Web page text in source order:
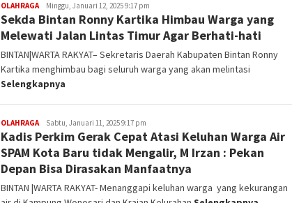
OLAHRAGARedaksi
Minggu, Januari 12, 2025 9:17 pm
Sekda Bintan Ronny Kartika Himbau Warga yang
Melewati Jalan Lintas Timur Agar Berhati-hati
BINTAN|WARTA RAKYAT– Sekretaris Daerah Kabupaten Bintan Ronny
Kartika menghimbau bagi seluruh warga yang akan melintasi
Selengkapnya
OLAHRAGARedaksi
Sabtu, Januari 11, 2025 9:17 pm
Kadis Perkim Gerak Cepat Atasi Keluhan Warga Air
SPAM Kota Baru tidak Mengalir, M Irzan : Pekan
Depan Bisa Dirasakan Manfaatnya
BINTAN |WARTA RAKYAT- Menanggapi keluhan warga yang kekurangan